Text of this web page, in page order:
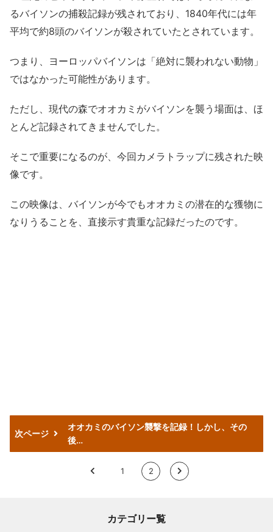
るバイソンの捕殺記録が残されており、1840年代には年
平均で約8頭のバイソンが殺されていたとされています。
つまり、ヨーロッパバイソンは「絶対に襲われない動物」
ではなかった可能性があります。
ただし、現代の森でオオカミがバイソンを襲う場面は、ほ
とんど記録されてきませんでした。
そこで重要になるのが、今回カメラトラップに残された映
像です。
この映像は、バイソンが今でもオオカミの潜在的な獲物に
なりうることを、直接示す貴重な記録だったのです。
次ページ
オオカミのバイソン襲撃を記録！しかし、その
後…
< 1 2 >
カテゴリー覧